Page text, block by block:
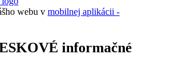
webu v mobilnej aplikácii -
informačné